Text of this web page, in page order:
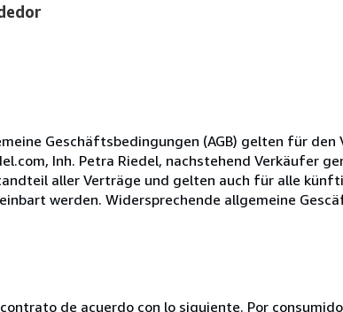
Geschäftsbedingungen (AGB) gelten für den
Inh. Petra Riedel, nachstehend Verkäufer
aller Verträge und gelten auch für alle
werden. Widersprechende allgemeine
de acuerdo con lo siguiente. Por